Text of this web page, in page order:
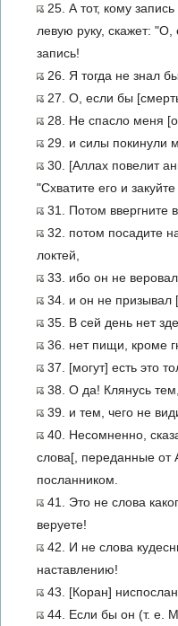
25. А тот, кому
левую руку, скажет:
запись!
26. Я тогда не знал
27. О, если бы
28. Не спасло меня
29. и силы покинули
30. [Аллах повелит
"Схватите его и
31. Потом ввергните в
32. потом посадите
локтей,
33. ибо он не
34. и он не призывал
35. В сей день нет
36. нет пищи, кроме
37. [могут] есть это
38. О да! Клянусь
39. и тем, чего не
40. Несомненно,
слова[, переданные от
посланником.
41. Это не слова
веруете!
42. И не слова
наставлению!
43. [Коран]
44. Если бы он (т. е.